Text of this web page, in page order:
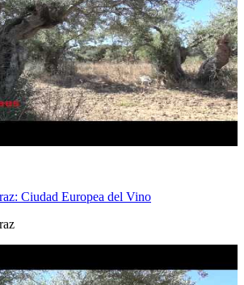
Ciudad Europea del Vino